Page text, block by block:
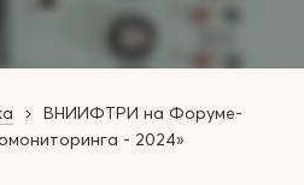
ВНИИФТРИ на Форуме-
- 2024»